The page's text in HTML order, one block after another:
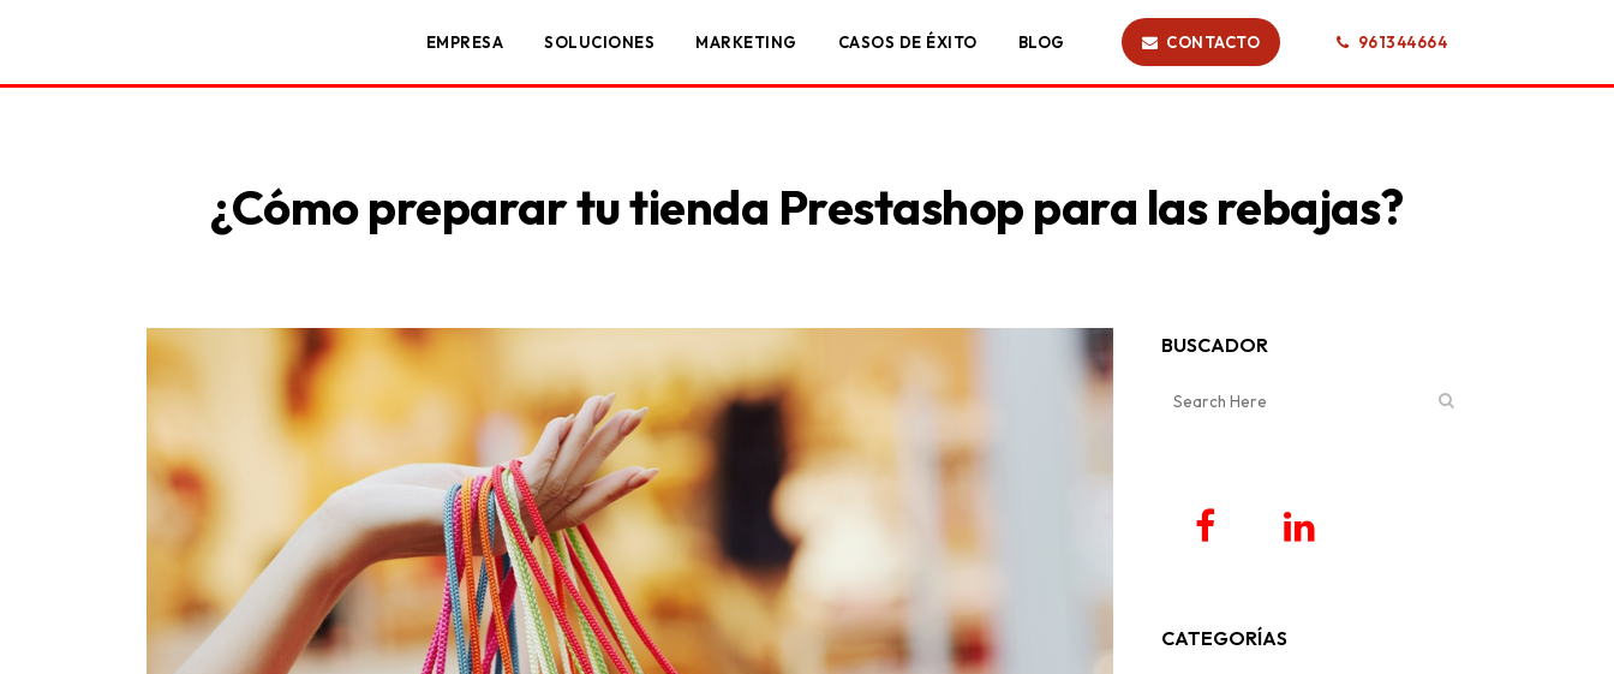
EMPRESA SOLUCIONES MARKETING CASOS DE ÉXITO BLOG CONTACTO 961344664
¿Cómo preparar tu tienda Prestashop para las rebajas?
BUSCADOR
CATEGORÍAS